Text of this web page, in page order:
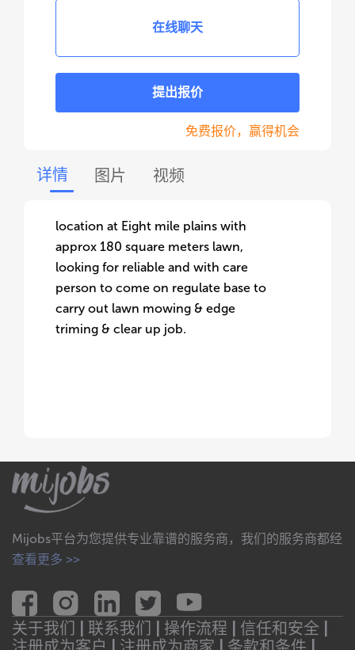
在线聊天
提出报价
免费报价，赢得机会
详情 图片 视频
location at Eight mile plains with
approx 180 square meters lawn,
looking for reliable and with care
person to come on regulate base to
carry out lawn mowing & edge
triming & clear up job.
Mijobs平台为您提供专业靠谱的服务商，我们的服务商都经
查看更多 >>
关于我们 | 联系我们 | 操作流程 | 信任和安全 |